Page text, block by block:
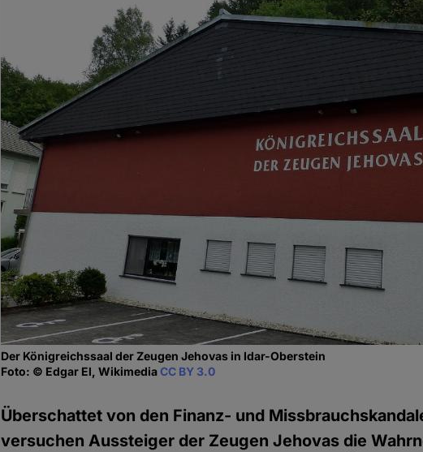
Der Königreichssaal der Zeugen Jehovas in Idar-Oberstein
Foto: © Edgar El, WikimediaCC BY 3.0
Überschattet von den Finanz- und
versuchen Aussteiger der Zeugen Jehovas die